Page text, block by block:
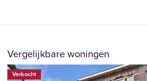
Vergelijkbare woningen
Verkocht